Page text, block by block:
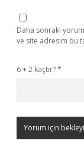
Daha sonraki
ve site adresim bu
6 + 2 kaçtır?*